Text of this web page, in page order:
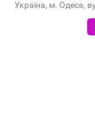
Україна, м. Одеса,